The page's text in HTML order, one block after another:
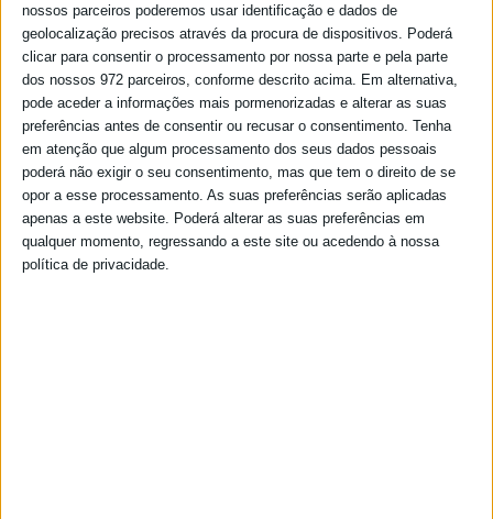
nossos parceiros poderemos usar identificação e dados de
geolocalização precisos através da procura de dispositivos. Poderá
clicar para consentir o processamento por nossa parte e pela parte
dos nossos 972 parceiros, conforme descrito acima. Em alternativa,
pode aceder a informações mais pormenorizadas e alterar as suas
preferências antes de consentir ou recusar o consentimento. Tenha
em atenção que algum processamento dos seus dados pessoais
poderá não exigir o seu consentimento, mas que tem o direito de se
opor a esse processamento. As suas preferências serão aplicadas
apenas a este website. Poderá alterar as suas preferências em
qualquer momento, regressando a este site ou acedendo à nossa
política de privacidade.